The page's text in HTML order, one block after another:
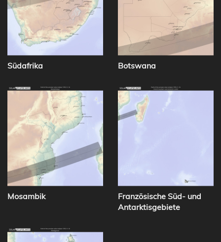
Südafrika Botswana
Mosambik
Französische Süd- und
Antarktisgebiete